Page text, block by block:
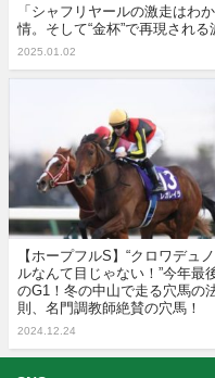
「シャフリヤールの激走はわ
情。そして“金杯”で再現される
2025.01.02
【ホープフルS】“クロワデュ
ルなんて目じゃない！”今年最
のG1！冬の中山で走る穴馬の
則、名門調教師絶賛の穴馬！
2024.12.24